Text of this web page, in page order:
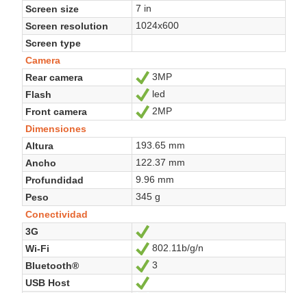
Screen size
7 in
Screen resolution
1024x600
Screen type
Camera
Rear camera
Sí
3MP
Flash
Sí
led
Front camera
Sí
2MP
Dimensiones
Altura
193.65 mm
Ancho
122.37 mm
Profundidad
9.96 mm
Peso
345 g
Conectividad
3G
Wi-Fi
Sí
802.11b/g/n
Bluetooth®
Sí
3
USB Host
Sí